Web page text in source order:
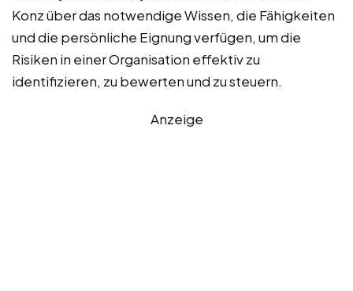
Konz über das notwendige Wissen, die Fähigkeiten
und die persönliche Eignung verfügen, um die
Risiken in einer Organisation effektiv zu
identifizieren, zu bewerten und zu steuern.
Anzeige